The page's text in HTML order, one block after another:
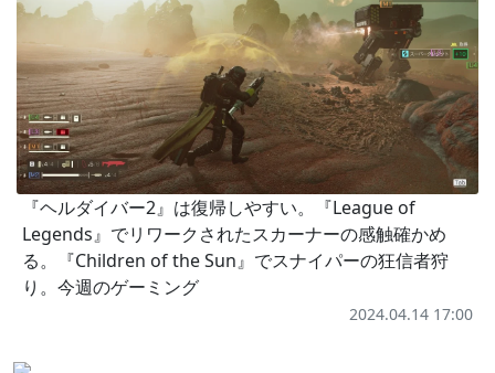
『ヘルダイバー2』は復帰しやすい。『League of
Legends』でリワークされたスカーナーの感触確かめ
る。『Children of the Sun』でスナイパーの狂信者狩
り。今週のゲーミング
2024.04.14 17:00